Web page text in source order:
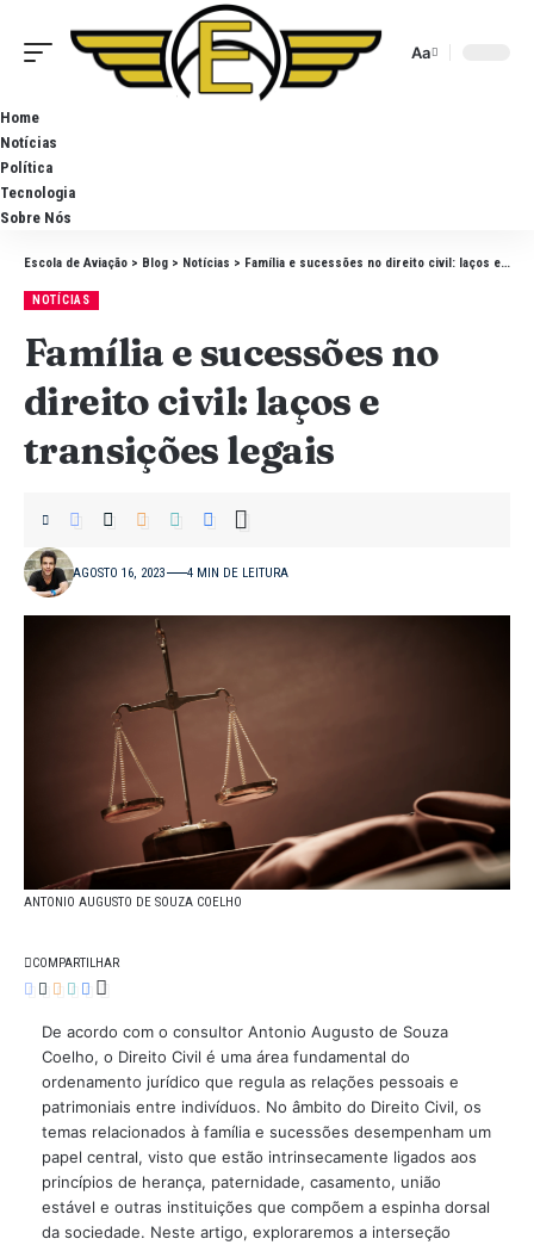
Aa
Home
Notícias
Política
Tecnologia
Sobre Nós
Escola de Aviação > Blog > Notícias > Família e sucessões no direito civil: laços e transições legais
NOTÍCIAS
Família e sucessões no
direito civil: laços e
transições legais
AGOSTO 16, 2023 4 MIN DE LEITURA
ANTONIO AUGUSTO DE SOUZA COELHO
COMPARTILHAR
De acordo com o consultor Antonio Augusto de Souza
Coelho, o Direito Civil é uma área fundamental do
ordenamento jurídico que regula as relações pessoais e
patrimoniais entre indivíduos. No âmbito do Direito Civil, os
temas relacionados à família e sucessões desempenham um
papel central, visto que estão intrinsecamente ligados aos
princípios de herança, paternidade, casamento, união
estável e outras instituições que compõem a espinha dorsal
da sociedade. Neste artigo, exploraremos a interseção